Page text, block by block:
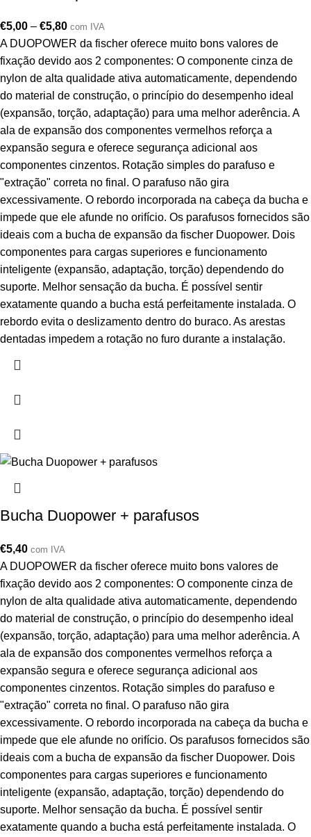
€5,00 – €5,80 com IVA
A DUOPOWER da fischer oferece muito bons valores de
fixação devido aos 2 componentes: O componente cinza de
nylon de alta qualidade ativa automaticamente, dependendo
do material de construção, o princípio do desempenho ideal
(expansão, torção, adaptação) para uma melhor aderência. A
ala de expansão dos componentes vermelhos reforça a
expansão segura e oferece segurança adicional aos
componentes cinzentos. Rotação simples do parafuso e
"extração" correta no final. O parafuso não gira
excessivamente. O rebordo incorporada na cabeça da bucha e
impede que ele afunde no orifício. Os parafusos fornecidos são
ideais com a bucha de expansão da fischer Duopower. Dois
componentes para cargas superiores e funcionamento
inteligente (expansão, adaptação, torção) dependendo do
suporte. Melhor sensação da bucha. É possível sentir
exatamente quando a bucha está perfeitamente instalada. O
rebordo evita o deslizamento dentro do buraco. As arestas
dentadas impedem a rotação no furo durante a instalação.
Bucha Duopower + parafusos
€5,40 com IVA
A DUOPOWER da fischer oferece muito bons valores de
fixação devido aos 2 componentes: O componente cinza de
nylon de alta qualidade ativa automaticamente, dependendo
do material de construção, o princípio do desempenho ideal
(expansão, torção, adaptação) para uma melhor aderência. A
ala de expansão dos componentes vermelhos reforça a
expansão segura e oferece segurança adicional aos
componentes cinzentos. Rotação simples do parafuso e
"extração" correta no final. O parafuso não gira
excessivamente. O rebordo incorporada na cabeça da bucha e
impede que ele afunde no orifício. Os parafusos fornecidos são
ideais com a bucha de expansão da fischer Duopower. Dois
componentes para cargas superiores e funcionamento
inteligente (expansão, adaptação, torção) dependendo do
suporte. Melhor sensação da bucha. É possível sentir
exatamente quando a bucha está perfeitamente instalada. O